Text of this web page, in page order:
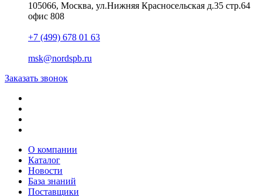
105066, Москва, ул.Нижняя Красносельская д.35 стр.64
офис 808
+7 (499) 678 01 63
msk@nordspb.ru
Заказать звонок
О компании
Каталог
Новости
База знаний
Поставщики